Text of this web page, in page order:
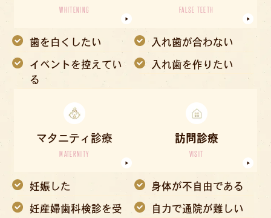
WHITENING
歯を白くしたい
イベントを控えてい
る
FALSE TEETH
入れ歯が合わない
入れ歯を作りたい
マタニティ診療
MATERNITY
妊娠した
妊産婦歯科検診を受
訪問診療
VISIT
身体が不自由である
自力で通院が難しい